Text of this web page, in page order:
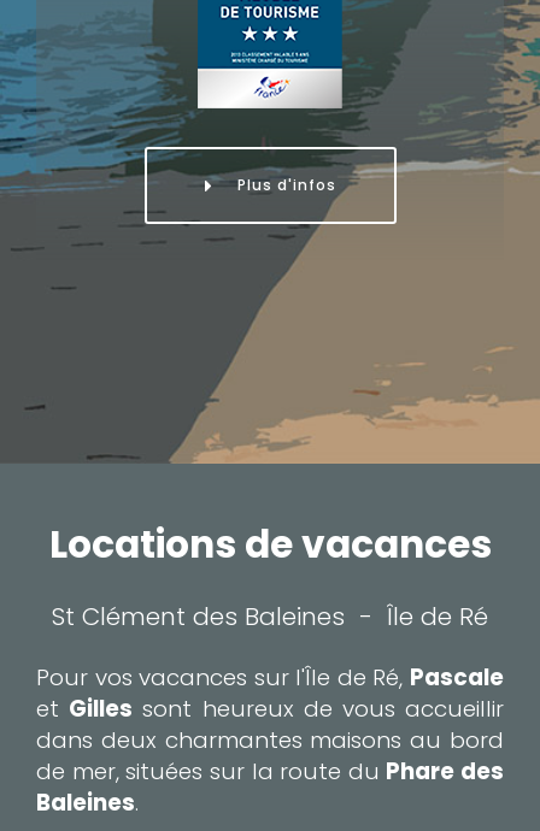
Plus d'infos
Locations de vacances
St Clément des Baleines - Île de Ré
Pour vos vacances sur l'Île de Ré, Pascale
et Gilles sont heureux de vous accueillir
dans deux charmantes maisons au bord
de mer, situées sur la route du Phare des
Baleines.